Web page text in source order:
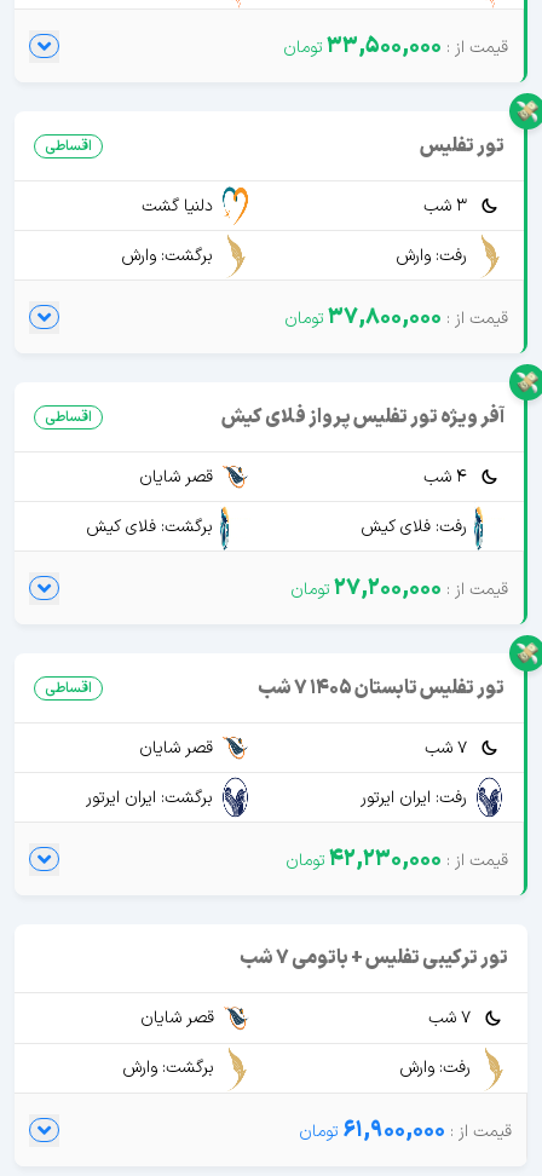
33,500,000
تور تفلیس اقساطی
3 شب
دلنیا گشت
رفت: وارش
برگشت: وارش
37,800,000
آفر ویژه تور تفلیس پرواز فلای کیش اقساطی
4 شب
قصر شایان
رفت: فلای کیش
برگشت: فلای کیش
27,200,000
تور تفلیس تابستان 1405 7 شب اقساطی
7 شب
قصر شایان
رفت: ایران ایرتور
برگشت: ایران ایرتور
42,230,000
تور ترکیبی تفلیس + باتومی 7 شب
7 شب
قصر شایان
رفت: وارش
برگشت: وارش
61,900,000